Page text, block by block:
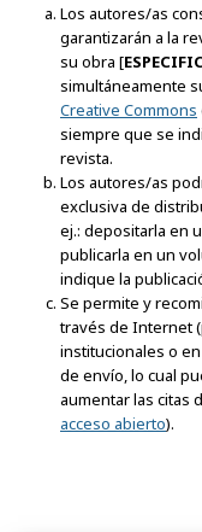
Los autores/as
garantizarán a la
su obra [
simultáneamente
Creative Commons
siempre que se
revista.
Los autores/as
exclusiva de
ej.: depositarla en
publicarla en un
indique la
Se permite y
través de Internet
institucionales o
de envío, lo cual
aumentar las citas
acceso abierto).